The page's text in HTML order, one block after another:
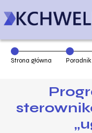
Strona główna Poradnik